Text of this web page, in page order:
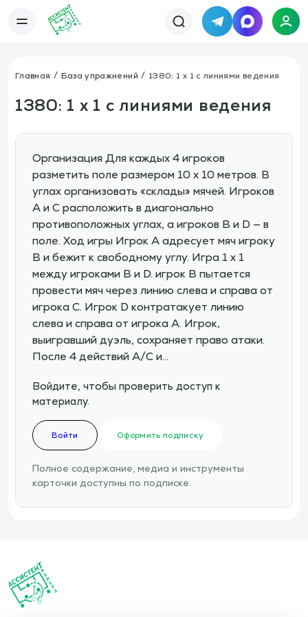
TelegramMAX
Книги
Тарифы
О сервисе
Отзывы
+7 978 793 21 93
Электронная почта:
info@assistent-trenera.ru
TelegramMAX
Главная База упражнений 1380: 1 х 1 с линиями ведения
1380: 1 х 1 с линиями ведения
Организация Для каждых 4 игроков
разметить поле размером 10 x 10 метров. В
углах организовать «склады» мячей. Игроков
A и C расположить в диагонально
противоположных углах, а игроков B и D — в
поле. Ход игры Игрок A адресует мяч игроку
B и бежит к свободному углу. Игра 1 х 1
между игроками B и D. игрок B пытается
провести мяч через линию слева и справа от
игрока C. Игрок D контратакует линию
слева и справа от игрока A. Игрок,
выигравший дуэль, сохраняет право атаки.
После 4 действий A/C и…
Войдите, чтобы проверить доступ к
материалу.
Войти Оформить подписку
Полное содержание, медиа и инструменты
карточки доступны по подписке.